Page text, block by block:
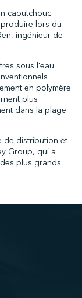
caoutchouc
lors du
ingénieur de
sous l'eau.
en polymère
plus
dans la plage
de distribution et
Group, qui a
plus grands